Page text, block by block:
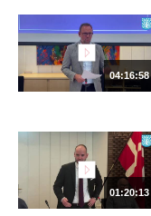
04:16:58
01:20:13